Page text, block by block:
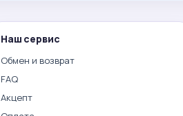
Наш сервис
Обмен и возврат
FAQ
Акцепт